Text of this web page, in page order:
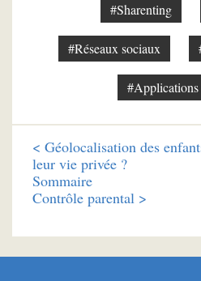
#Sharenting
#Réseaux sociaux
< Géolocalisation des
leur vie privée ?
Sommaire
Contrôle parental >